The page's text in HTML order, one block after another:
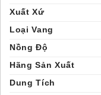
Xuất Xứ
Loại Vang
Nồng Độ
Hãng Sản Xuất
Dung Tích